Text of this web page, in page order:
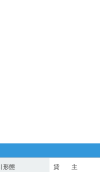
形態 貸 主